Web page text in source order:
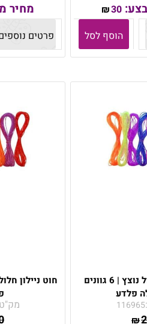
₪30
הוסף לסל
מחיר
פרטים
חוט ניילון חלול נוצץ | 6 גוונים
פלדע
116965
₪